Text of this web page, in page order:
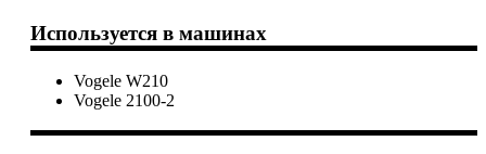
Используется в машинах
Vogele W210
Vogele 2100-2